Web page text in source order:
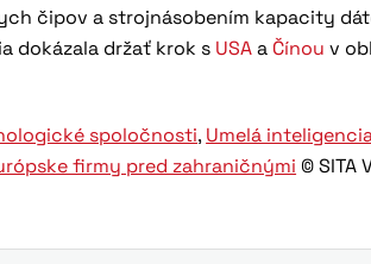
čipov a strojnásobením kapacity
dokázala držať krok s USAa Čínou v
spoločnosti, Umelá
firmy pred zahraničnými © SITA